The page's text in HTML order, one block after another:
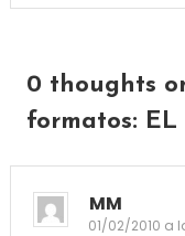
0 thoughts
formatos: EL
MM
01/02/2010 a